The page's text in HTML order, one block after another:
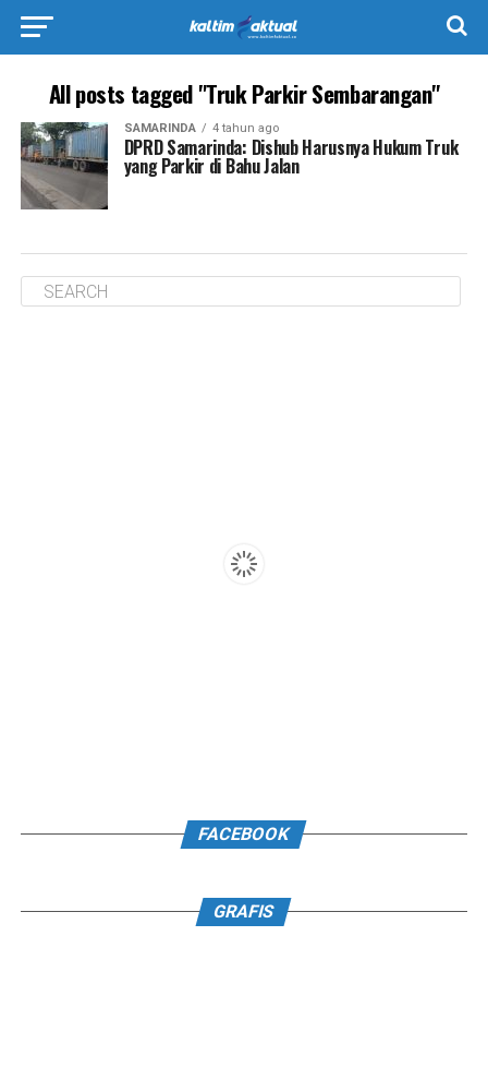
All posts tagged "Truk Parkir Sembarangan"
SAMARINDA 4 tahun ago
DPRD Samarinda: Dishub Harusnya Hukum Truk
yang Parkir di Bahu Jalan
FACEBOOK
GRAFIS